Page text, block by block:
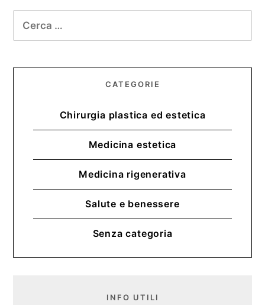
CATEGORIE
Chirurgia plastica ed estetica
Medicina estetica
Medicina rigenerativa
Salute e benessere
Senza categoria
INFO UTILI